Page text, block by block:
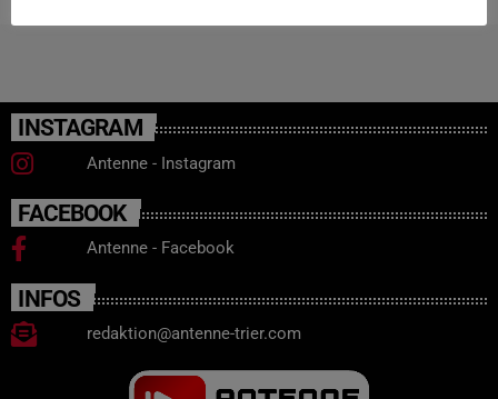
INSTAGRAM
Antenne - Instagram
FACEBOOK
Antenne - Facebook
INFOS
redaktion@antenne-trier.com